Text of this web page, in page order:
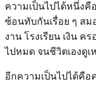
ความเป็นไปได้หนึ่งคื
ซ้อนทับกันเรื่อย ๆ ส
งาน โรงเรียน เงิน
ไปหมด จนชีวิตเองดูเ
อีกความเป็นไปได้คือ